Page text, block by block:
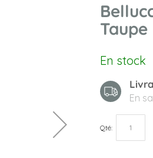
Taupe
En stock
En
Qté